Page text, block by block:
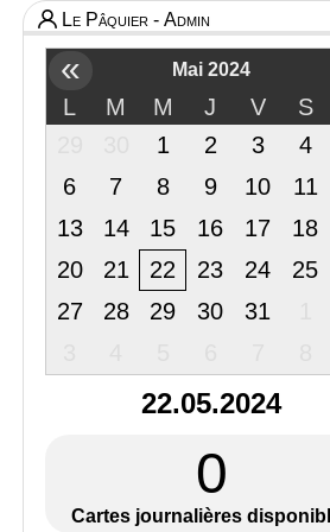
Le Pâquier - Admin
« Mai 2024
L M M J V
S
1 2 3
4
6
7 8 9 10
11
13
14 15 16 17
18
20
21 22 23 24
25
27
28 29 30 31
22.05.2024
0
Cartes journalières